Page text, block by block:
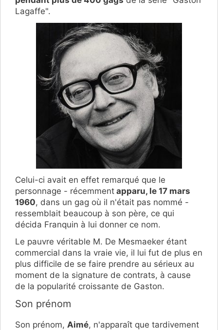
Lagaffe".
Celui-ci avait en effet remarqué que le
personnage - récemment apparu, le 17 mars
1960, dans un gag où il n'était pas nommé -
ressemblait beaucoup à son père, ce qui
décida Franquin à lui donner ce nom.
Le pauvre véritable M. De Mesmaeker étant
commercial dans la vraie vie, il lui fut de plus en
plus difficile de se faire prendre au sérieux au
moment de la signature de contrats, à cause
de la popularité croissante de Gaston.
Son prénom
Son prénom, Aimé, n'apparaît que tardivement